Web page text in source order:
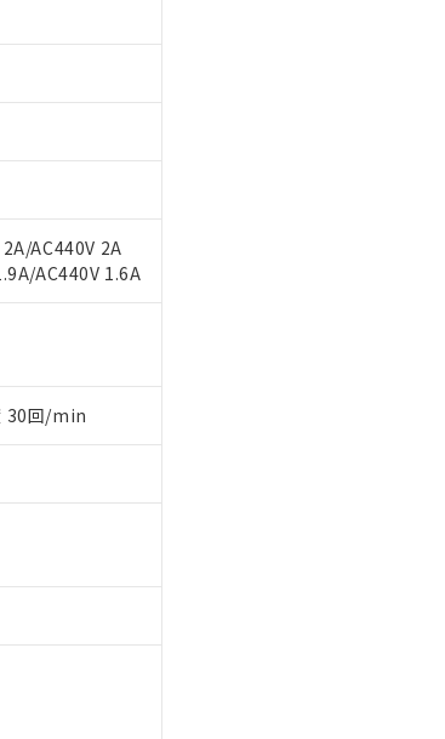
AC440V 2A
AC440V 1.6A
30回/min
お客様担当のオムロン制御機器販売店・
ーク
」をご確認ください。
に漏洩または開示しないようお願いしま
だくには、I-Webメンバーズにご登録され
必要な範囲で利用することをご了承くだ
リ臭化ジフェニルエーテル類(PBDE) 1000ppm以下、
認しています。
あります。
て非含有を証明するものではありません。
完了までの期間は出荷製品に未対応品が
段のことがない限り、2022年1月12日よ
ことを示します。
BBP(フタル酸ブチルベンジル) : 1000ppm、
示します。
環境に深刻な影響を及ぼさない年数を意
出許可(または役務取引許可)を取得する
よび3の内容を当該第三者に通知します。
するおそれがある場合は、取り引きをい
先、またはお客様担当のオムロン制御
機種